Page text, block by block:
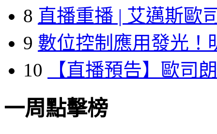
8 直播重播 | 艾邁斯歐
9 數位控制應用發光！
10
【直播預告】歐司
一周點擊榜